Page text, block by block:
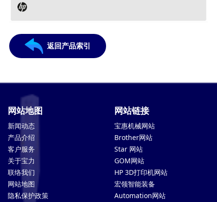
返回产品索引
网站地图
新闻动态
产品介绍
客户服务
关于宝力
联络我们
网站地图
隐私保护政策
网站链接
宝惠机械网站
Brother网站
Star 网站
GOM网站
HP 3D打印机网站
宏领智能装备
Automation网站